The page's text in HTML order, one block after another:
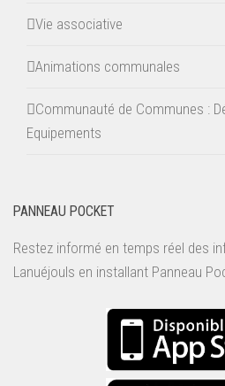
Vie associative
Animations communales
Communauté de Communes :
Equipements
PANNEAU POCKET
Restez informé en temps réel des
Lanuéjouls en installant Panneau